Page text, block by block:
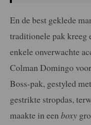
En de best geklede
traditionele pak kreeg
enkele onverwachte
Colman Domingo
Boss-pak, gestyled
gestrikte stropdas,
maakte in een boxy